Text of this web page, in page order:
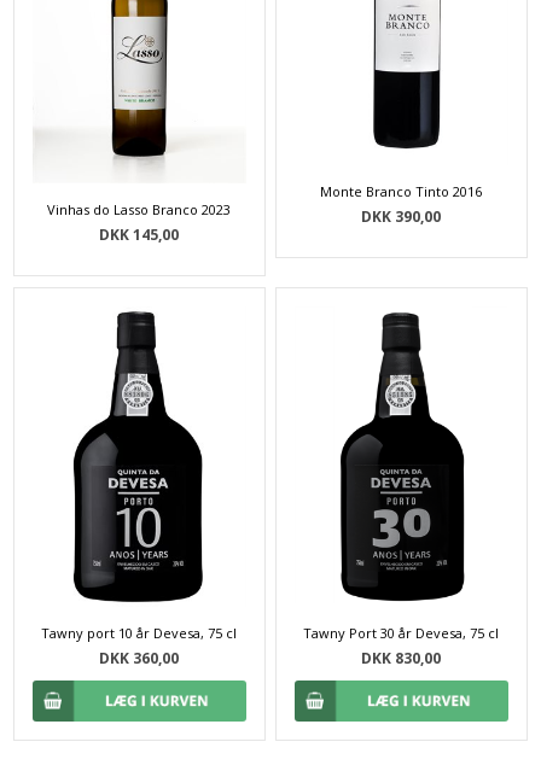
Vinhas do Lasso Branco 2023
DKK 145,00
Monte Branco Tinto 2016
DKK 390,00
Tawny port 10 år Devesa, 75 cl
DKK 360,00
Tawny Port 30 år Devesa, 75 cl
DKK 830,00